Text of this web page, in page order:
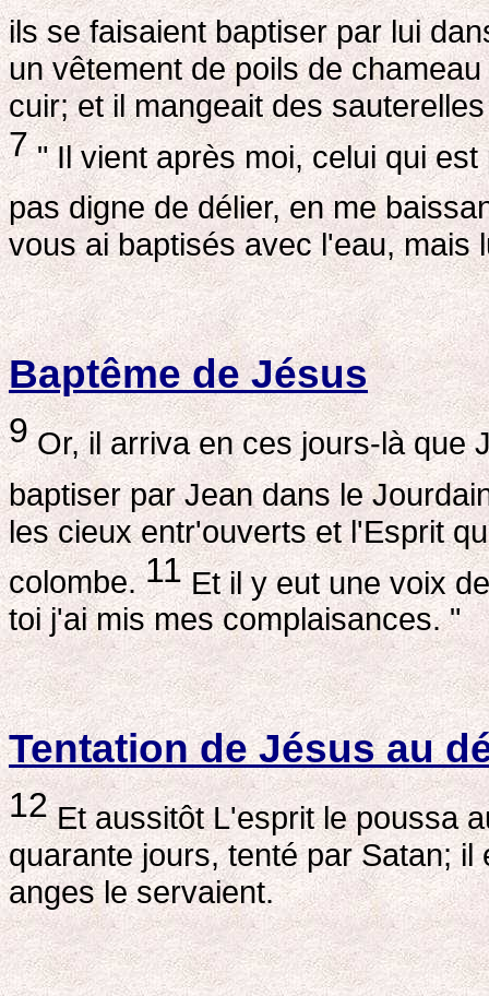
ils se faisaient baptiser par lui
un vêtement de poils de
cuir; et il mangeait des
7" Il vient après moi, celui qui
pas digne de délier, en me
vous ai baptisés avec l'eau, mais
Baptême de Jésus
9Or, il arriva en ces jours-là que
baptiser par Jean dans le
les cieux entr'ouverts et l'Esprit
colombe.11Et il y eut une voix
toi j'ai mis mes complaisances. "
Tentation de Jésus au
12Et aussitôt L'esprit le poussa
quarante jours, tenté par Satan;
anges le servaient.